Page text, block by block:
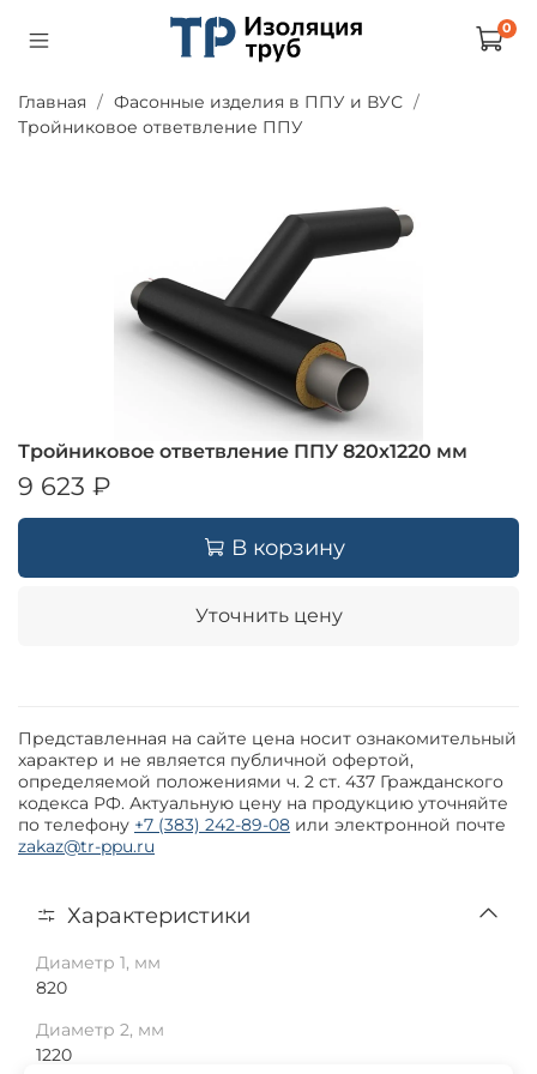
0
Главная
Фасонные изделия в ППУ и ВУС
Тройниковое ответвление ППУ
Тройниковое ответвление ППУ 820х1220 мм
9 623 ₽
В корзину
Уточнить цену
Представленная на сайте цена носит ознакомительный
характер и не является публичной офертой,
определяемой положениями ч. 2 ст. 437 Гражданского
кодекса РФ. Актуальную цену на продукцию уточняйте
по телефону +7 (383) 242-89-08 или электронной почте
zakaz@tr-ppu.ru
Характеристики
Диаметр 1, мм
820
Диаметр 2, мм
1220